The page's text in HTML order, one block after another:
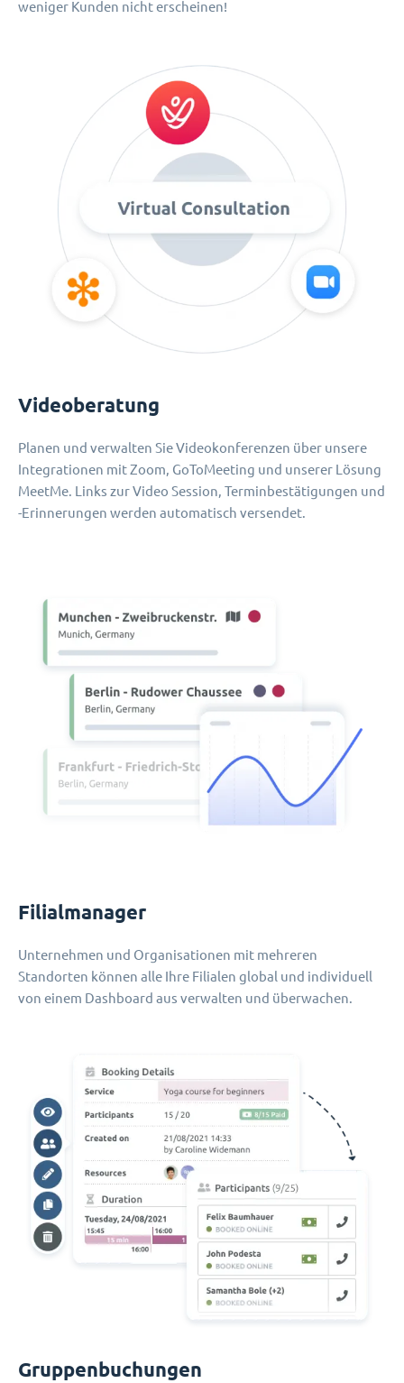
weniger Kunden nicht erscheinen!
Videoberatung
Planen und verwalten Sie Videokonferenzen über unsere
Integrationen mit Zoom, GoToMeeting und unserer Lösung
MeetMe. Links zur Video Session, Terminbestätigungen und
-Erinnerungen werden automatisch versendet.
Filialmanager
Unternehmen und Organisationen mit mehreren
Standorten können alle Ihre Filialen global und individuell
von einem Dashboard aus verwalten und überwachen.
Gruppenbuchungen